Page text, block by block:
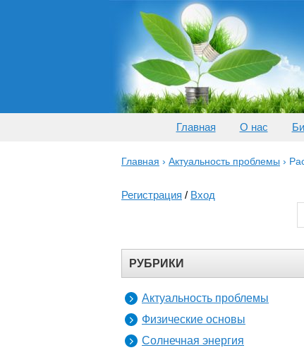
Главная О нас
Главная › Актуальность проблемы ›
Регистрация / Вход
РУБРИКИ
Актуальность проблемы
Физические основы
Солнечная энергия